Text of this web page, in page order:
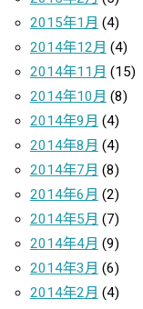
2015年1月 (4)
2014年12月 (4)
2014年11月 (15)
2014年10月 (8)
2014年9月 (4)
2014年8月 (4)
2014年7月 (8)
2014年6月 (2)
2014年5月 (7)
2014年4月 (9)
2014年3月 (6)
2014年2月 (4)